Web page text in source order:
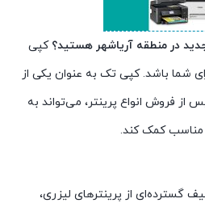
در منطقه آریاشهر هستید؟ کپی
شما باشد. کپی تک به عنوان یکی از
فروش انواع پرینتر، می‌تواند به
مناسب کمک کند.
گسترده‌ای از پرینترهای لیزری،